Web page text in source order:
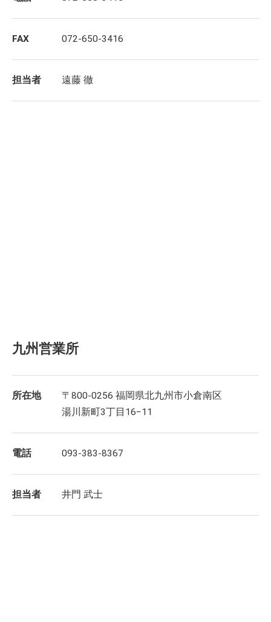
FAX 072-650-3416
担当者 遠藤 徹
九州営業所
所在地
〒800-0256 福岡県北九州市小倉南区
湯川新町3丁目16−11
電話 093-383-8367
担当者 井門 武士